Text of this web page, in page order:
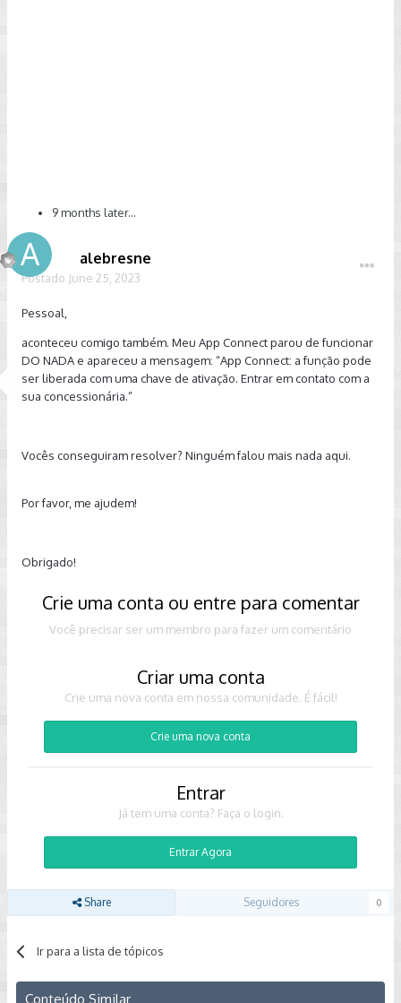
9 months later...
alebresne
Postado June 25, 2023
Pessoal,
aconteceu comigo também. Meu App Connect parou de funcionar
DO NADA e apareceu a mensagem: “App Connect: a função pode
ser liberada com uma chave de ativação. Entrar em contato com a
sua concessionária.”
Vocês conseguiram resolver? Ninguém falou mais nada aqui.
Por favor, me ajudem!
Obrigado!
Crie uma conta ou entre para comentar
Você precisar ser um membro para fazer um comentário
Criar uma conta
Crie uma nova conta em nossa comunidade. É fácil!
Crie uma nova conta
Entrar
Já tem uma conta? Faça o login.
Entrar Agora
Share Seguidores 0
Ir para a lista de tópicos
Conteúdo Similar